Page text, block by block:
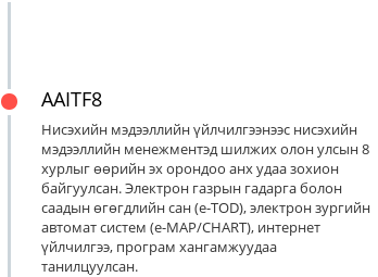
AAITF8
Нисэхийн мэдээллийн үйлчилгээнээс нисэхийн
мэдээллийн менежментэд шилжих олон улсын 8
хурлыг өөрийн эх орондоо анх удаа зохион
байгуулсан. Электрон газрын гадарга болон
саадын өгөгдлийн сан (e-TOD), электрон зургийн
автомат систем (e-MAP/CHART), интернет
үйлчилгээ, програм хангамжуудаа
танилцуулсан.